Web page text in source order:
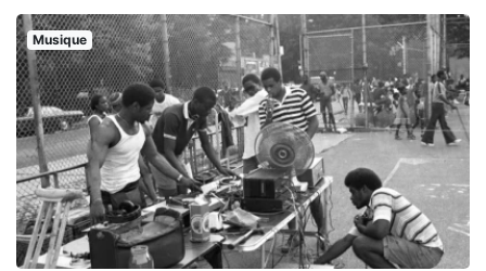
Musique